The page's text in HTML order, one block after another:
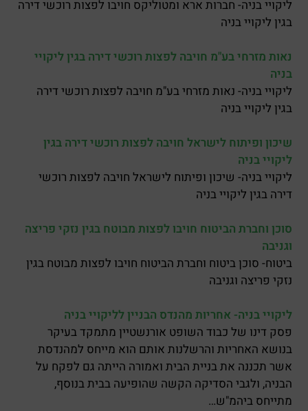
ליקויי בניה- חברות ארא ומטוליקס חויבו לפצות רוכשי דירה
בגין ליקויי בניה
נאות מזרחי בע"מ חויבה לפצות רוכשי דירה בגין ליקויי
בניה
ליקויי בניה- נאות מזרחי בע"מ חויבה לפצות רוכשי דירה
בגין ליקויי בניה
שיכון ופיתוח לישראל חויבה לפצות רוכשי דירה בגין
ליקויי בניה
ליקויי בניה- שיכון ופיתוח לישראל חויבה לפצות רוכשי
דירה בגין ליקויי בניה
סוכן וחברת הביטוח חויבו לפצות מבוטח בגין נזקי פריצה
וגניבה
ביטוח- סוכן ביטוח וחברת הביטוח חויבו לפצות מבוטח בגין
נזקי פריצה וגניבה
ליקויי בניה- אחריות מהנדס הבניין לליקויי בניה
פסק דינו של כבוד השופט אורנשטיין מתמקד בעיקר
בנושא האחריות והרשלנות אותם הוא מייחס למהנדסת
אשר תכננה את בניית הבית ואמורה הייתה גם לפקח על
הבניה, ולגבי הסדיקה הקשה שהופיעה בבית בנוסף,
מתייחס ביהמ"ש…